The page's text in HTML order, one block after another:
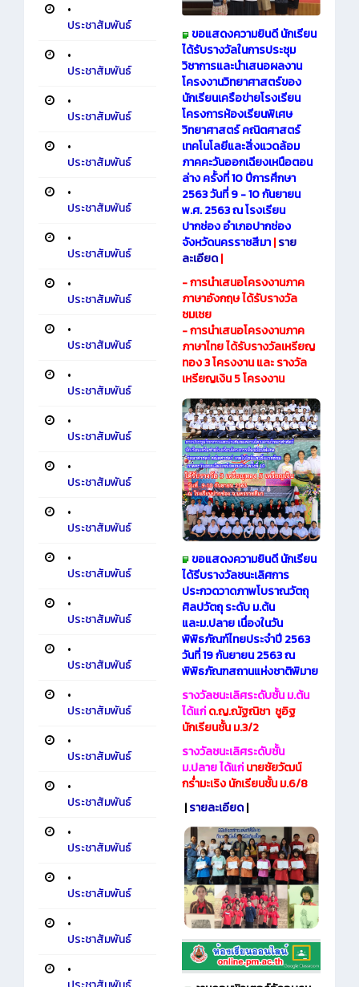
•
ประชาสัมพันธ์
•
ประชาสัมพันธ์
•
ประชาสัมพันธ์
•
ประชาสัมพันธ์
•
ประชาสัมพันธ์
•
ประชาสัมพันธ์
•
ประชาสัมพันธ์
•
ประชาสัมพันธ์
•
ประชาสัมพันธ์
•
ประชาสัมพันธ์
•
ประชาสัมพันธ์
•
ประชาสัมพันธ์
•
ประชาสัมพันธ์
•
ประชาสัมพันธ์
•
ประชาสัมพันธ์
•
ประชาสัมพันธ์
•
ประชาสัมพันธ์
•
ประชาสัมพันธ์
•
ประชาสัมพันธ์
•
ประชาสัมพันธ์
•
ประชาสัมพันธ์
•
ขอแสดงความยินดี นักเรียน
ได้รับรางวัลในการประชุม
วิชาการและนำเสนอผลงาน
โครงงานวิทยาศาสตร์ของ
นักเรียนเครือข่ายโรงเรียน
โครงการห้องเรียนพิเศษ
วิทยาศาสตร์ คณิตศาสตร์
เทคโนโลยีและสิ่งแวดล้อม
ภาคคะวันออกเฉียงเหนือตอน
ล่าง ครั้งที่ 10 ปีการศึกษา
2563 วันที่ 9 - 10 กันยายน
พ.ศ. 2563 ณ โรงเรียน
ปากช่อง อำเภอปากช่อง
จังหวัดนครราชสีมา|ราย
ละเอียด|
- การนำเสนอโครงงานภาค
ภาษาอังกฤษ ได้รับรางวัล
ชมเชย
- การนำเสนอโครงงานภาค
ภาษาไทย ได้รับรางวัลเหรียญ
ทอง 3 โครงงาน และ รางวัล
เหรียญเงิน 5 โครงงาน
ขอแสดงความยินดี นักเรียน
ได้รีบรางวัลชนะเลิศการ
ประกวดวาดภาพโบราณวัตถุ
ศิลปวัตถุ ระดับ ม.ต้น
และม.ปลาย เนื่องในวัน
พิพิธภัณฑ์ไทยประจำปี 2563
วันที่ 19 กันยายน 2563 ณ
พิพิธภัณฑสถานแห่งชาติพิมาย
รางวัลชนะเลิศระดับชั้น ม.ต้น
ได้แก่ด.ญ.ณัฐณิชา ชูอิฐ
นักเรียนชั้น ม.3/2
รางวัลชนะเลิศระดับชั้น
ม.ปลาย ได้แก่นายชัยวัฒน์
กร่ำมะเริง นักเรียนชั้น ม.6/8
|รายละเอียด|